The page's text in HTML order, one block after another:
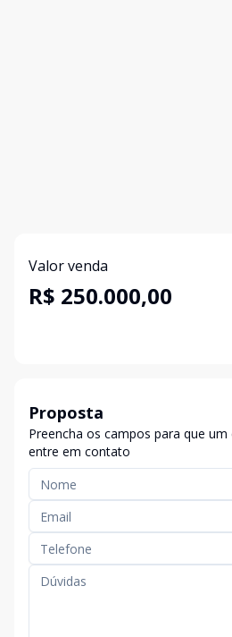
Valor venda
R$ 250.000,00
Proposta
Preencha os campos para que
entre em contato